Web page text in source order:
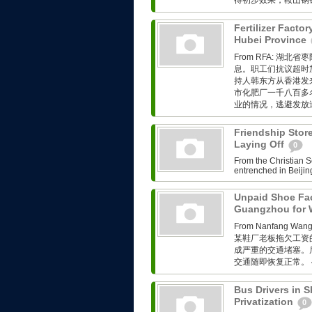
Fertilizer
Hubei Province
From RFA: 湖北省
息。职工们抗议超
持人韩东方从香港
市化肥厂一千八百
业的情况，逃避发放
Friendship
Laying Off
0
From the Christian
entrenched in
Unpaid Shoe
Guangzhou for
From Nanfang
某鞋厂老板拖欠工
成严重的交通堵塞
交通随即恢复正常
Bus Drivers in
Privatization
0